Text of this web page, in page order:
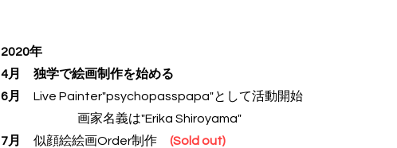
2020年
4月
独学で絵画制作を始める
6月
Live Painter"psychopasspapa"として活動開始
画家名義は"Erika Shiroyama"
7月
似顔絵絵画Order制作 (Sold out)